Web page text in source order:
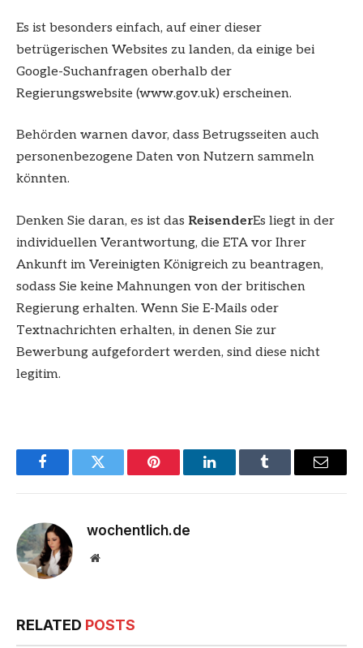
Es ist besonders einfach, auf einer dieser
betrügerischen Websites zu landen, da einige bei
Google-Suchanfragen oberhalb der
Regierungswebsite (www.gov.uk) erscheinen.
Behörden warnen davor, dass Betrugsseiten auch
personenbezogene Daten von Nutzern sammeln
könnten.
Denken Sie daran, es ist das ReisenderEs liegt in der
individuellen Verantwortung, die ETA vor Ihrer
Ankunft im Vereinigten Königreich zu beantragen,
sodass Sie keine Mahnungen von der britischen
Regierung erhalten. Wenn Sie E-Mails oder
Textnachrichten erhalten, in denen Sie zur
Bewerbung aufgefordert werden, sind diese nicht
legitim.
FacebookTwitter Pinterest LinkedInTumblr Email
wochentlich.de
Website
RELATED POSTS